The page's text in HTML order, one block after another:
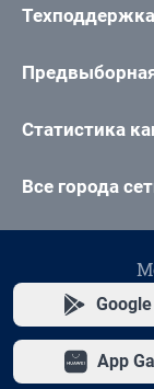
Техподдержка
Статистика
Все города
App